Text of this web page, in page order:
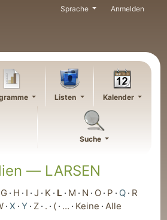
Sprache Anmelden
Listen Kalender
Suche
— LARSEN
G H I J K L M N O P Q
R
X Y Z . ( … Keine Alle